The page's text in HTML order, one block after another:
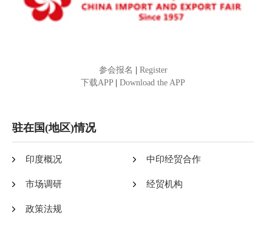
参会报名
Register
下载APP
Download the APP
驻在国(地区)情况
印度概况 中印经贸合作
市场调研 经贸机构
政策法规